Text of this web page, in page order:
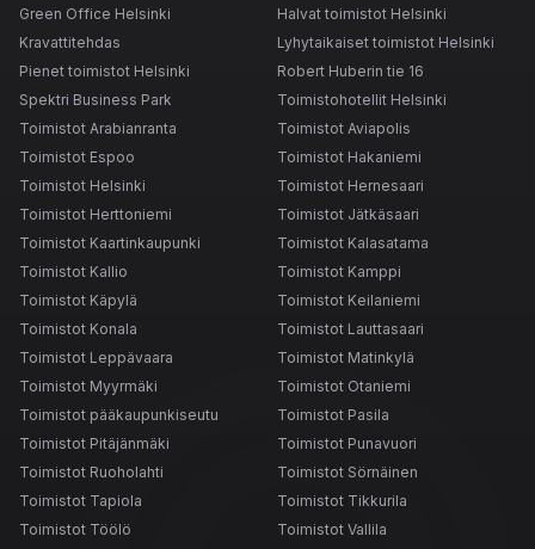
Green Office Helsinki
Halvat toimistot Helsinki
Kravattitehdas
Lyhytaikaiset toimistot Helsinki
Pienet toimistot Helsinki
Robert Huberin tie 16
Spektri Business Park
Toimistohotellit Helsinki
Toimistot Arabianranta
Toimistot Aviapolis
Toimistot Espoo
Toimistot Hakaniemi
Toimistot Helsinki
Toimistot Hernesaari
Toimistot Herttoniemi
Toimistot Jätkäsaari
Toimistot Kaartinkaupunki
Toimistot Kalasatama
Toimistot Kallio
Toimistot Kamppi
Toimistot Käpylä
Toimistot Keilaniemi
Toimistot Konala
Toimistot Lauttasaari
Toimistot Leppävaara
Toimistot Matinkylä
Toimistot Myyrmäki
Toimistot Otaniemi
Toimistot pääkaupunkiseutu
Toimistot Pasila
Toimistot Pitäjänmäki
Toimistot Punavuori
Toimistot Ruoholahti
Toimistot Sörnäinen
Toimistot Tapiola
Toimistot Tikkurila
Toimistot Töölö
Toimistot Vallila